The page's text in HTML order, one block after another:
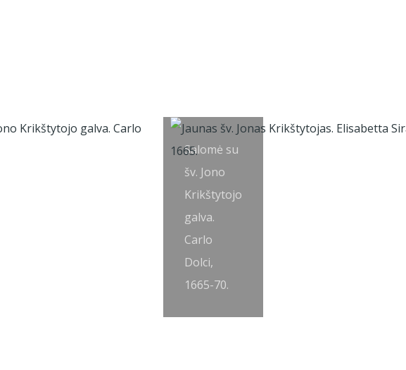
Salomė su
šv. Jono
Krikštytojo
galva.
Carlo
Dolci,
1665-70.